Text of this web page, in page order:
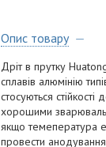
Опис товару
Дріт в прутку
сплавів алюмінію
стосуються
хорошими
якщо темепература
провести